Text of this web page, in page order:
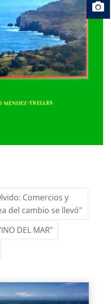
Comercios y
del cambio se llevó"
DEL MAR"